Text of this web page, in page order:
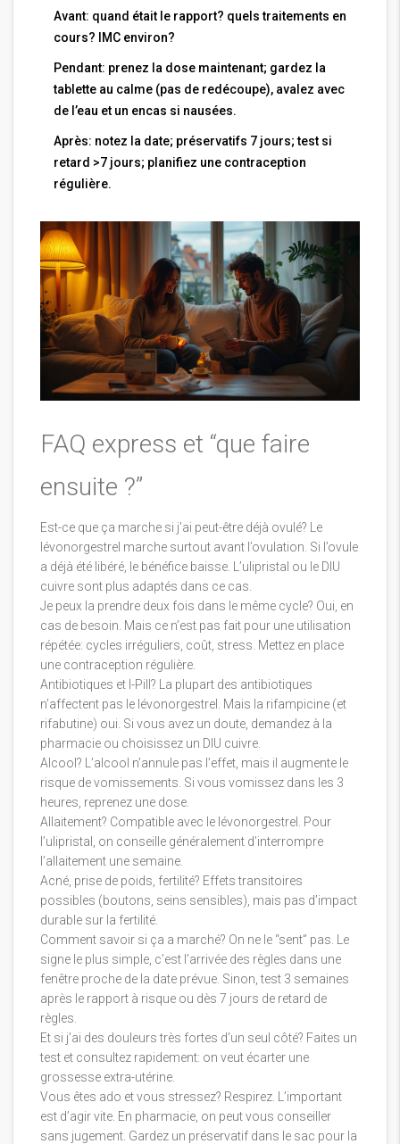
Avant: quand était le rapport? quels traitements en
cours? IMC environ?
Pendant: prenez la dose maintenant; gardez la
tablette au calme (pas de redécoupe), avalez avec
de l’eau et un encas si nausées.
Après: notez la date; préservatifs 7 jours; test si
retard >7 jours; planifiez une contraception
régulière.
FAQ express et “que faire
ensuite ?”
Est-ce que ça marche si j’ai peut-être déjà ovulé? Le
lévonorgestrel marche surtout avant l’ovulation. Si l’ovule
a déjà été libéré, le bénéfice baisse. L’ulipristal ou le DIU
cuivre sont plus adaptés dans ce cas.
Je peux la prendre deux fois dans le même cycle? Oui, en
cas de besoin. Mais ce n’est pas fait pour une utilisation
répétée: cycles irréguliers, coût, stress. Mettez en place
une contraception régulière.
Antibiotiques et I-Pill? La plupart des antibiotiques
n’affectent pas le lévonorgestrel. Mais la rifampicine (et
rifabutine) oui. Si vous avez un doute, demandez à la
pharmacie ou choisissez un DIU cuivre.
Alcool? L’alcool n’annule pas l’effet, mais il augmente le
risque de vomissements. Si vous vomissez dans les 3
heures, reprenez une dose.
Allaitement? Compatible avec le lévonorgestrel. Pour
l’ulipristal, on conseille généralement d’interrompre
l’allaitement une semaine.
Acné, prise de poids, fertilité? Effets transitoires
possibles (boutons, seins sensibles), mais pas d’impact
durable sur la fertilité.
Comment savoir si ça a marché? On ne le “sent” pas. Le
signe le plus simple, c’est l’arrivée des règles dans une
fenêtre proche de la date prévue. Sinon, test 3 semaines
après le rapport à risque ou dès 7 jours de retard de
règles.
Et si j’ai des douleurs très fortes d’un seul côté? Faites un
test et consultez rapidement: on veut écarter une
grossesse extra-utérine.
Vous êtes ado et vous stressez? Respirez. L’important
est d’agir vite. En pharmacie, on peut vous conseiller
sans jugement. Gardez un préservatif dans le sac pour la